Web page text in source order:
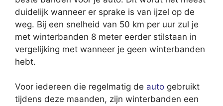
duidelijk wanneer er sprake is van ijzel op de
weg. Bij een snelheid van 50 km per uur zul je
met winterbanden 8 meter eerder stilstaan in
vergelijking met wanneer je geen winterbanden
hebt.
Voor iedereen die regelmatig de auto gebruikt
tijdens deze maanden, zijn winterbanden een